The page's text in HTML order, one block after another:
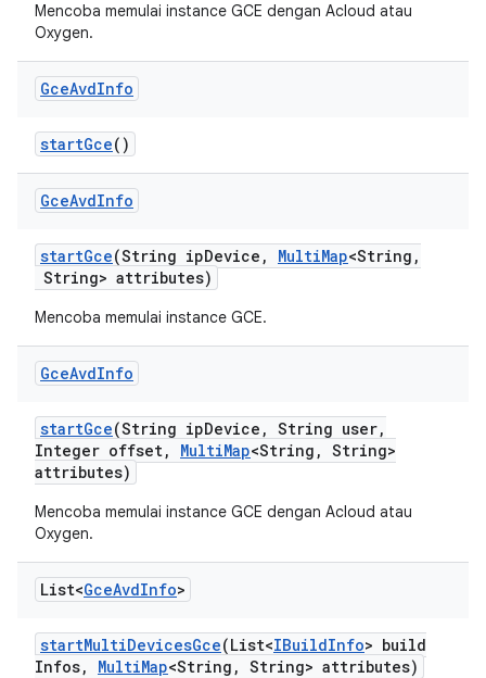
Mencoba memulai instance GCE dengan Acloud atau
Oxygen.
GceAvdInfo
startGce()
GceAvdInfo
startGce(String ipDevice , MultiMap<String ,
String> attributes)
Mencoba memulai instance GCE.
GceAvdInfo
startGce(String ipDevice , String user,
Integer offset, MultiMap<String , String>
attributes)
Mencoba memulai instance GCE dengan Acloud atau
Oxygen.
List<GceAvdInfo>
startMultiDevicesGce(List<IBuildInfo> build
Infos, MultiMap<String , String> attributes)